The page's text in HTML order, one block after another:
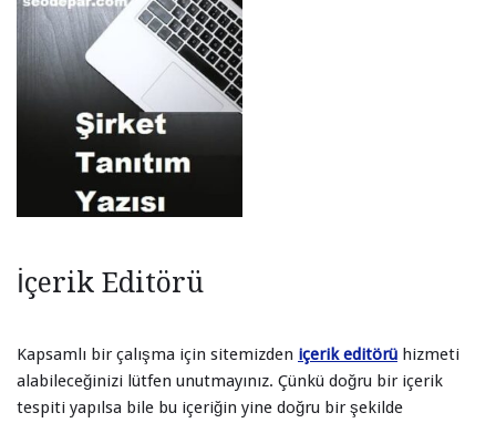
İçerik Editörü
Kapsamlı bir çalışma için sitemizden içerik editörü hizmeti
alabileceğinizi lütfen unutmayınız. Çünkü doğru bir içerik
tespiti yapılsa bile bu içeriğin yine doğru bir şekilde